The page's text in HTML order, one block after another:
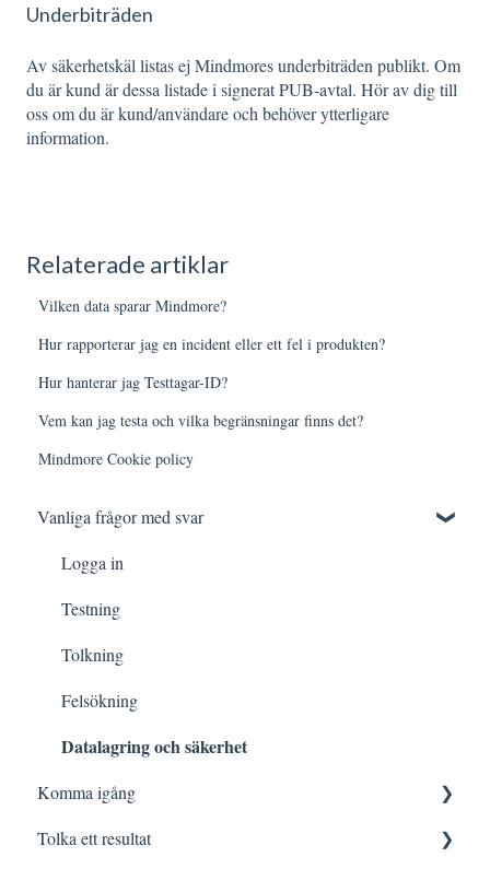
Underbiträden
Av säkerhetskäl listas ej Mindmores underbiträden publikt. Om
du är kund är dessa listade i signerat PUB-avtal. Hör av dig till
oss om du är kund/användare och behöver ytterligare
information.
Relaterade artiklar
Vilken data sparar Mindmore?
Hur rapporterar jag en incident eller ett fel i produkten?
Hur hanterar jag Testtagar-ID?
Vem kan jag testa och vilka begränsningar finns det?
Mindmore Cookie policy
Vanliga frågor med svar
Logga in
Testning
Tolkning
Felsökning
Datalagring och säkerhet
Komma igång
Innan testning
Tolka ett resultat